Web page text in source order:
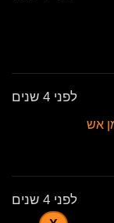
לפני 4 שנים
אש
לפני 4 שנים